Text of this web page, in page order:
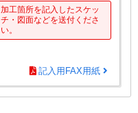
加工箇所を記入したスケッ
チ・図面などを送付くださ
い。
記入用FAX用紙